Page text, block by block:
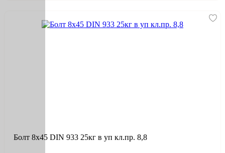
Болт 8х45 DIN 933 25кг в уп кл.пр. 8,8